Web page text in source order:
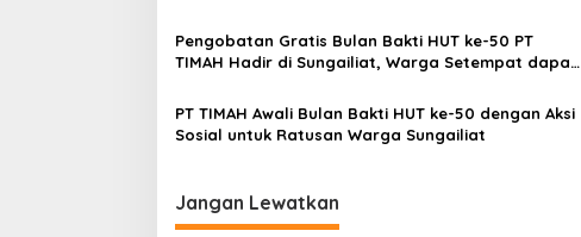
Pengobatan Gratis Bulan Bakti HUT ke-50 PT
TIMAH Hadir di Sungailiat, Warga Setempat dapat
PT TIMAH Awali Bulan Bakti HUT ke-50 dengan Aksi
Sosial untuk Ratusan Warga Sungailiat
Jangan Lewatkan